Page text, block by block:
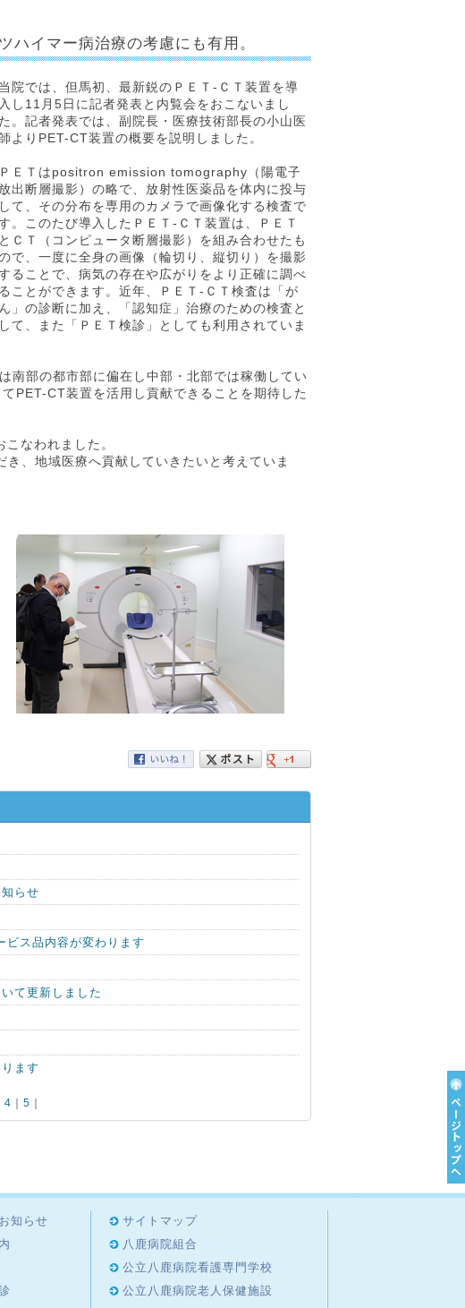
ハイマー病治療の考慮にも有用。
当院では、但馬初、最新鋭のＰＥＴ‐ＣＴ装置を導
入し11月5日に記者発表と内覧会をおこないまし
た。記者発表では、副院長・医療技術部長の小山医
師よりPET-CT装置の概要を説明しました。
ＰＥＴはpositron emission tomography（陽電子
放出断層撮影）の略で、放射性医薬品を体内に投与
して、その分布を専用のカメラで画像化する検査で
。このたび導入したＰＥＴ‐ＣＴ装置は、ＰＥＴ
とＣＴ（コンピュータ断層撮影）を組み合わせたも
で、一度に全身の画像（輪切り、縦切り）を撮影
ることで、病気の存在や広がりをより正確に調べ
ることができます。近年、ＰＥＴ‐ＣＴ検査は「が
ん」の診断に加え、「認知症」治療のための検査と
して、また「ＰＥＴ検診」としても利用されていま
南部の都市部に偏在し中部・北部では稼働してい
PET-CT装置を活用し貢献できることを期待した
なわれました。
、地域医療へ貢献していきたいと考えていま
らせ
ビス品内容が変わります
て更新しました
ます
4 5
知らせ
サイトマップ
八鹿病院組合
公立八鹿病院看護専門学校
公立八鹿病院老人保健施設